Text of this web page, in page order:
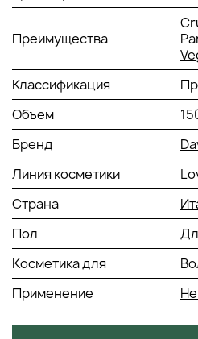
железо;
Способ
Smoother Cream:
Небольшое количество
подсушенные волосы.
Преимущества
Классификация
Объем
Бренд
Линия косметики
Страна
Пол
Косметика для
Применение